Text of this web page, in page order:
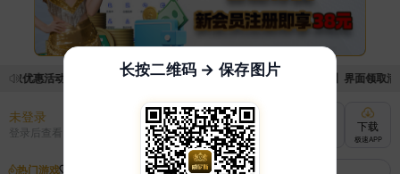
取优惠活动的手续麻烦，已新增优惠系统，现在可以前往【福利中心】界面领取
未登录
登录后查看 充值
快速到账
下载
极速APP
热门游戏
长按二维码 → 保存图片